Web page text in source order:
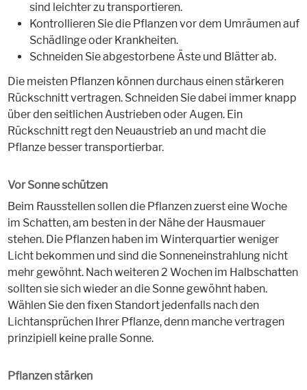
sind leichter zu transportieren.
Kontrollieren Sie die Pflanzen vor dem Umräumen auf
Schädlinge oder Krankheiten.
Schneiden Sie abgestorbene Äste und Blätter ab.
Die meisten Pflanzen können durchaus einen stärkeren
Rückschnitt vertragen. Schneiden Sie dabei immer knapp
über den seitlichen Austrieben oder Augen. Ein
Rückschnitt regt den Neuaustrieb an und macht die
Pflanze besser transportierbar.
Vor Sonne schützen
Beim Rausstellen sollen die Pflanzen zuerst eine Woche
im Schatten, am besten in der Nähe der Hausmauer
stehen. Die Pflanzen haben im Winterquartier weniger
Licht bekommen und sind die Sonneneinstrahlung nicht
mehr gewöhnt. Nach weiteren 2 Wochen im Halbschatten
sollten sie sich wieder an die Sonne gewöhnt haben.
Wählen Sie den fixen Standort jedenfalls nach den
Lichtansprüchen Ihrer Pflanze, denn manche vertragen
prinzipiell keine pralle Sonne.
Pflanzen stärken